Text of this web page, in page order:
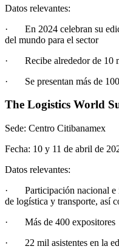
Datos relevantes:
· En 2024 celebran su
del mundo para el sector
· Recibe alrededor de 10
· Se presentan más de
The Logistics World
Sede: Centro Citibanamex
Fecha: 10 y 11 de abril de
Datos relevantes:
· Participación nacional e
de logística y transporte, así
· Más de 400 expositores
· 22 mil asistentes en la